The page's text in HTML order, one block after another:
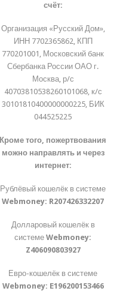
счёт:
Организация «Русский Дом»,
ИНН 7702365862, КПП
770201001, Московский банк
Сбербанка России ОАО г.
Москва, р/с
40703810538260101068, к/с
30101810400000000225, БИК
044525225
Кроме того, пожертвования
можно направлять и через
интернет:
Рублёвый кошелёк в системе
Webmoney: R207426332207
Долларовый кошелёк в
системеWebmoney:
Z406090803927
Евро-кошелёк в системе
Webmoney: E196200153466